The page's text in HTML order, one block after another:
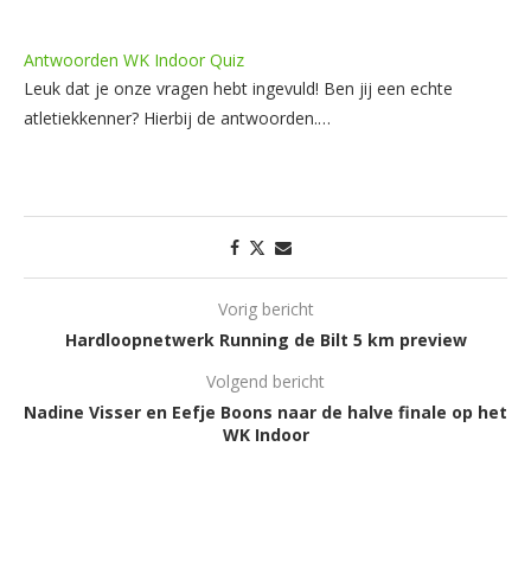
Antwoorden WK Indoor Quiz
Leuk dat je onze vragen hebt ingevuld! Ben jij een echte
atletiekkenner? Hierbij de antwoorden.…
Vorig bericht
Hardloopnetwerk Running de Bilt 5 km preview
Volgend bericht
Nadine Visser en Eefje Boons naar de halve finale op het
WK Indoor